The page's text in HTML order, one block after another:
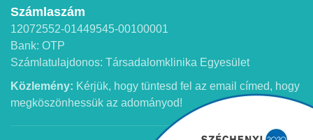
Számlaszám
12072552-01449545-00100001
Bank: OTP
Számlatulajdonos: Társadalomklinika Egyesület
Közlemény: Kérjük, hogy tüntesd fel az email címed, hogy
megköszönhessük az adományod!